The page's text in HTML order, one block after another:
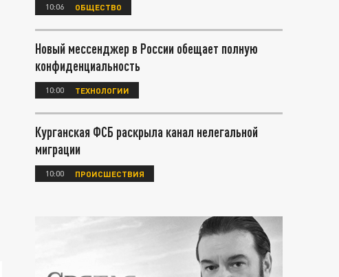
10:06 ОБЩЕСТВО
Новый мессенджер в России обещает полную
конфиденциальность
10:00 ТЕХНОЛОГИИ
Курганская ФСБ раскрыла канал нелегальной
миграции
10:00 ПРОИСШЕСТВИЯ